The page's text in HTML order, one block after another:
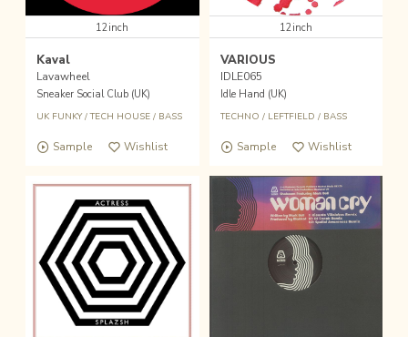
12inch
Kaval
Lavawheel
Sneaker Social Club (UK)
UK FUNKY/TECH HOUSE/ BASS
Sample Wishlist
12inch
VARIOUS
IDLE065
Idle Hand (UK)
TECHNO / LEFTFIELD / BASS
Sample Wishlist